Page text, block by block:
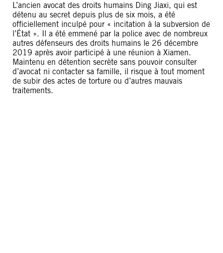
L’ancien avocat des droits humains Ding Jiaxi, qui est
détenu au secret depuis plus de six mois, a été
officiellement inculpé pour « incitation à la subversion de
l’État ». Il a été emmené par la police avec de nombreux
autres défenseurs des droits humains le 26 décembre
2019 après avoir participé à une réunion à Xiamen.
Maintenu en détention secrète sans pouvoir consulter
d’avocat ni contacter sa famille, il risque à tout moment
de subir des actes de torture ou d’autres mauvais
traitements.